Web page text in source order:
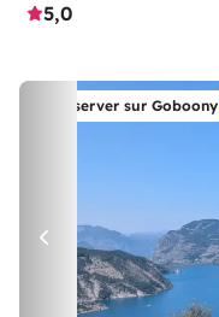
5,0
Réserver sur Goboony